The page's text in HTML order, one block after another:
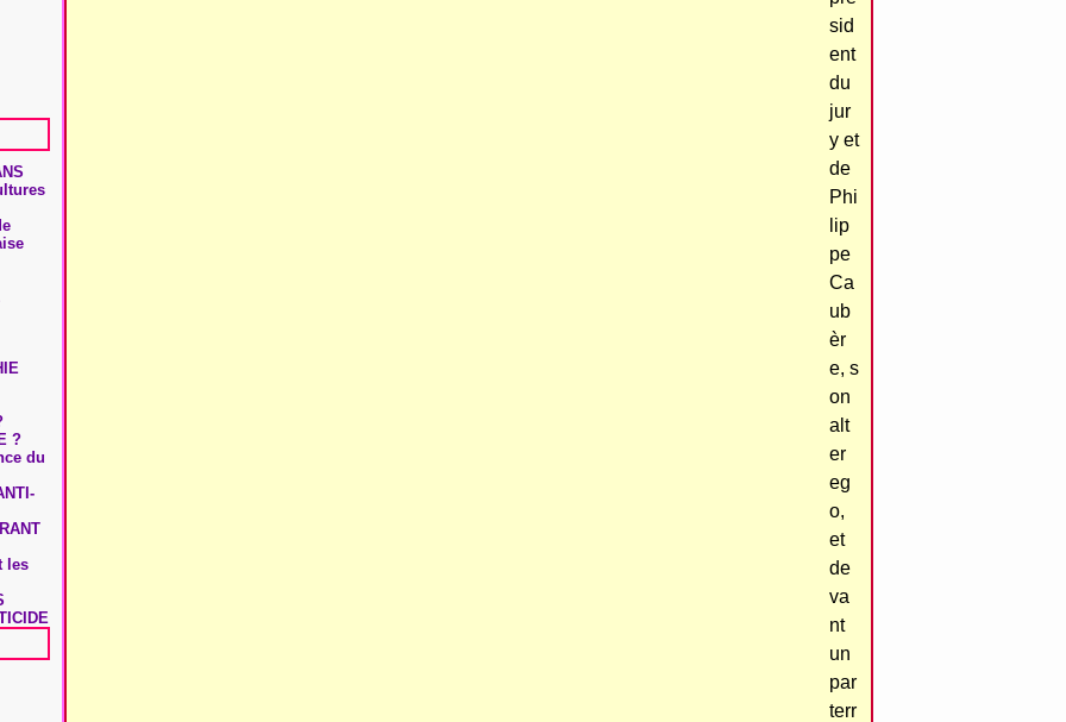
?
du
les
sid
ent
du
jur
y et
de
Phi
lip
pe
Ca
ub
èr
e, s
on
alt
er
eg
o,
et
de
va
nt
un
par
terr